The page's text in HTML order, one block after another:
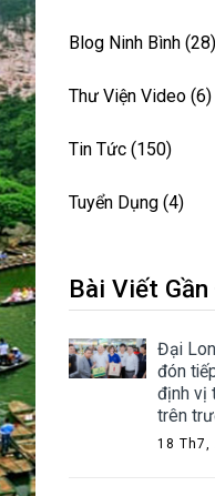
Blog Ninh Bình (28)
Thư Viện Video (6)
Tin Tức (150)
Tuyển Dụng (4)
Bài Viết
Đại
đón
định vị
trên
18 Th7,